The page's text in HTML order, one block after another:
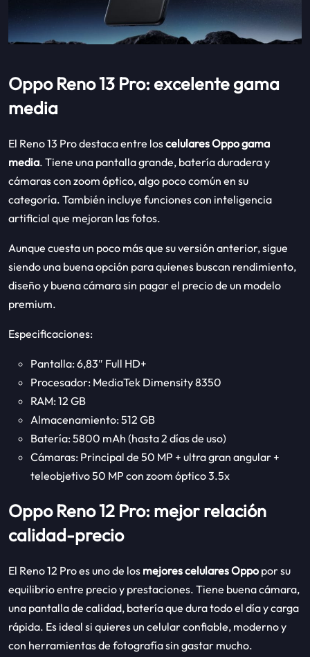
Oppo Reno 13 Pro: excelente gama
media
El Reno 13 Pro destaca entre loscelulares Oppo gama
media. Tiene una pantalla grande, batería duradera y
cámaras con zoom óptico, algo poco común en su
categoría. También incluye funciones con inteligencia
artificial que mejoran las fotos.
Aunque cuesta un poco más que su versión anterior, sigue
siendo una buena opción para quienes buscan rendimiento,
diseño y buena cámara sin pagar el precio de un modelo
premium.
Especificaciones:
Pantalla: 6,83″ Full HD+
Procesador: MediaTek Dimensity 8350
RAM: 12 GB
Almacenamiento: 512 GB
Batería: 5800 mAh (hasta 2 días de uso)
Cámaras: Principal de 50 MP + ultra gran angular +
teleobjetivo 50 MP con zoom óptico 3.5x
Oppo Reno 12 Pro: mejor relación
calidad-precio
El Reno 12 Pro es uno de los mejores celulares Oppopor su
equilibrio entre precio y prestaciones. Tiene buena cámara,
una pantalla de calidad, batería que dura todo el día y carga
rápida. Es ideal si quieres un celular confiable, moderno y
con herramientas de fotografía sin gastar mucho.